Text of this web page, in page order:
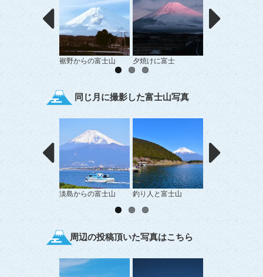
裾野からの富士山 夕焼けに富士 飛行機から見た
同じ月に撮影した富士山写真
淡島からの富士山 釣り人と富士山
富士山と漁船が
周辺の投稿頂いた写真はこちら